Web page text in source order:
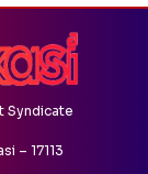
Syndicate
– 17113